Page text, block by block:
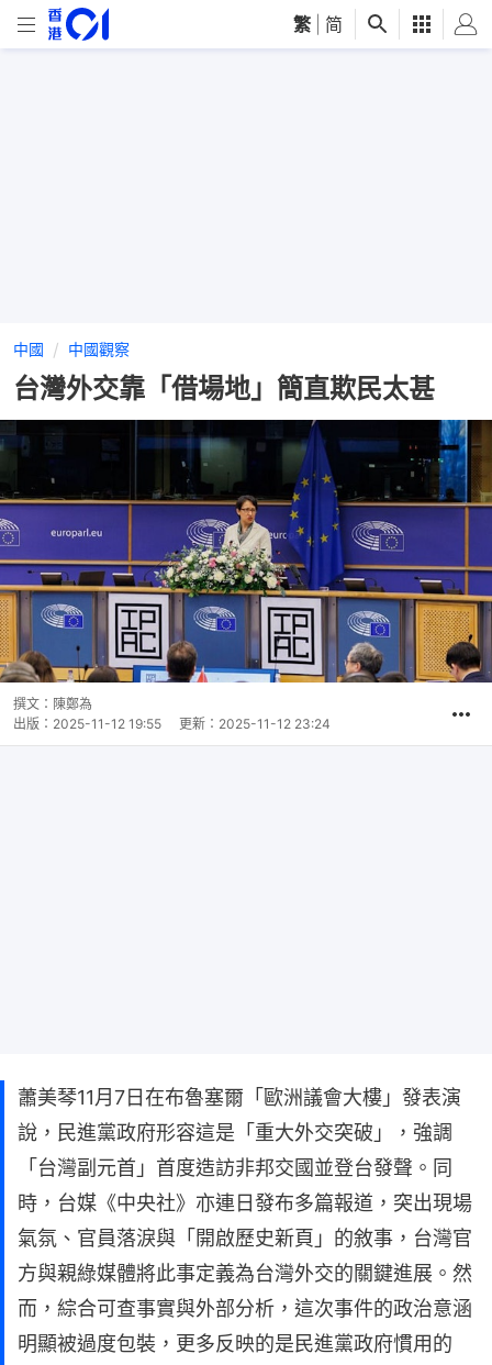
繁 简
中國 中國觀察
台灣外交靠「借場地」簡直欺民太甚
撰文： 陳鄭為
出版： 2025-11-12 19:55 更新： 2025-11-12 23:24
蕭美琴11月7日在布魯塞爾「歐洲議會大樓」發表演
說，民進黨政府形容這是「重大外交突破」，強調
「台灣副元首」首度造訪非邦交國並登台發聲。同
時，台媒《中央社》亦連日發布多篇報道，突出現場
氣氛、官員落淚與「開啟歷史新頁」的敘事，台灣官
方與親綠媒體將此事定義為台灣外交的關鍵進展。然
而，綜合可查事實與外部分析，這次事件的政治意涵
明顯被過度包裝，更多反映的是民進黨政府慣用的